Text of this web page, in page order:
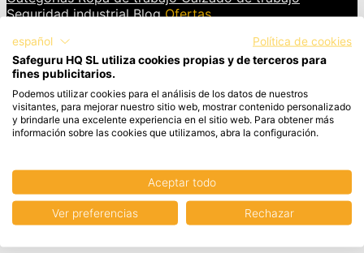
Seguridad industrial Blog Ofertas
INICIAR SESIÓN
Cesta
Artículos en el carrito, Ver carrito
Tu cesta de la compra está vacía.
CONTINUAR COMPRA
español
Política de cookies
Safeguru HQ SL utiliza cookies propias y de terceros para
fines publicitarios.
Podemos utilizar cookies para el análisis de los datos de nuestros
visitantes, para mejorar nuestro sitio web, mostrar contenido personalizado
y brindarle una excelente experiencia en el sitio web. Para obtener más
información sobre las cookies que utilizamos, abra la configuración.
Aceptar todo
Ver preferencias Rechazar